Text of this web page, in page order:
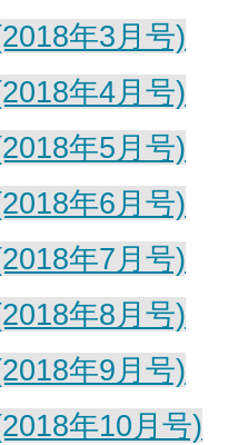
年3月号)
年4月号)
年5月号)
年6月号)
年7月号)
年8月号)
年9月号)
年10月号)